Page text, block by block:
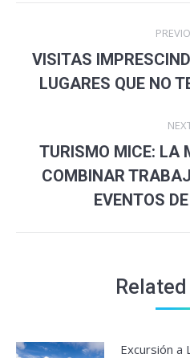
navigation
VISITAS
LUGARES QUE NO
TURISMO MICE: LA
COMBINAR
EVENTOS
Excursión a